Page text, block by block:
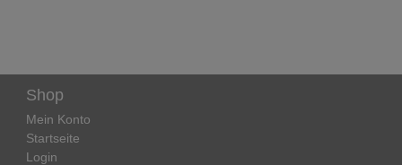
Shop
Mein Konto
Startseite
Login